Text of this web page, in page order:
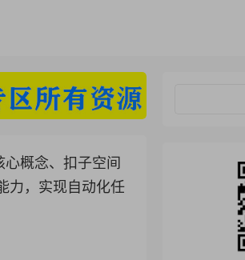
概念、扣子空间
力，实现自动化任